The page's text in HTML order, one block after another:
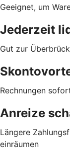
Geeignet, um
Jederzeit
Gut zur
Rechnungen
Anreize
Längere
einräumen